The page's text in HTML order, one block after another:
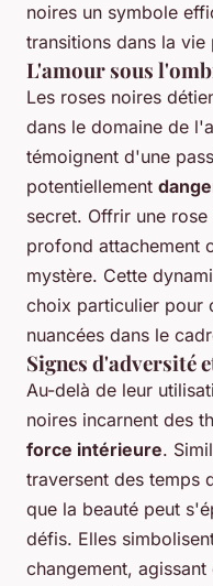
noires un symbole
transitions dans la vie
L'amour sous
Les roses noires
dans le domaine de
témoignent d'une
potentiellement
secret. Offrir une
profond attachement
mystère. Cette
choix particulier pour
nuancées dans le
Signes d'adversité
Au-delà de leur
noires incarnent des
force intérieure.
traversent des temps
que la beauté peut
défis. Elles
changement,